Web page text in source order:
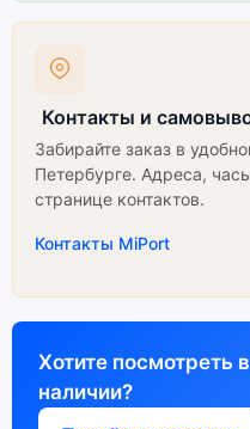
Контакты и
Забирайте заказ в
Петербурге. Адреса,
странице контактов.
Контакты MiPort
Хотите посмотреть
наличии?